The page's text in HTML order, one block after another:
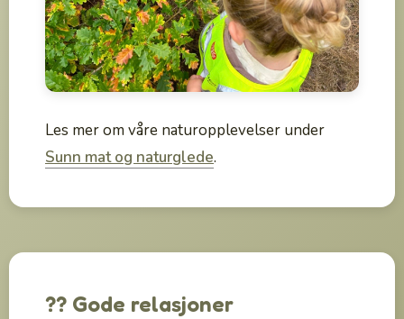
Les mer om våre naturopplevelser under
Sunn mat og naturglede.
?? Gode relasjoner